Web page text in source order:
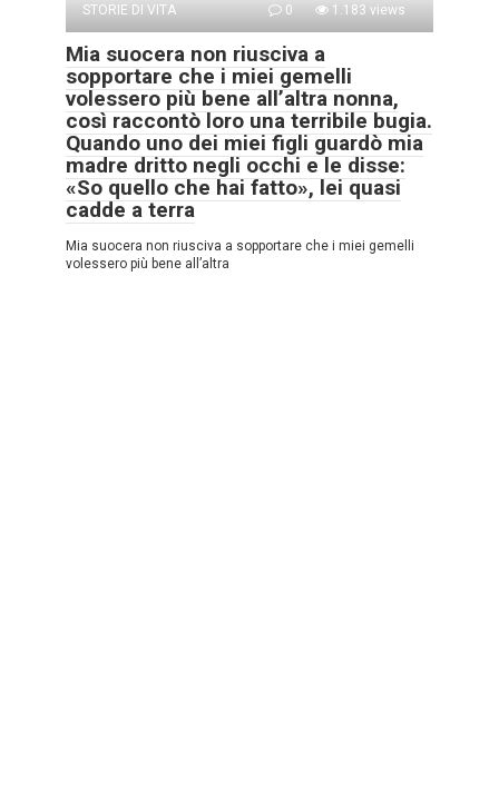
STORIE DI VITA
0 1.183 views
Mia suocera non riusciva a
sopportare che i miei gemelli
volessero più bene all’altra nonna,
così raccontò loro una terribile bugia.
Quando uno dei miei figli guardò mia
madre dritto negli occhi e le disse:
«So quello che hai fatto», lei quasi
cadde a terra
Mia suocera non riusciva a sopportare che i miei gemelli
volessero più bene all’altra